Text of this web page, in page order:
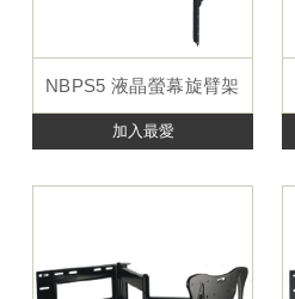
NBPS5 液晶螢幕旋臂架
加入最愛